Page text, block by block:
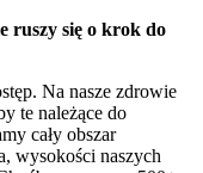
ruszy się o krok do
Na nasze zdrowie
te należące do
cały obszar
wysokości naszych